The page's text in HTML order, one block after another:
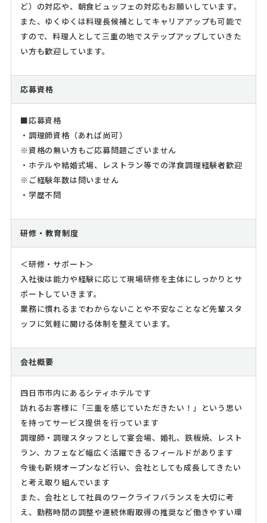
ど）の対応や、朝食ビュッフェの対応もお願いしています。
また、ゆくゆくは料理長候補としてキャリアアップも可能で
すので、料理人として三重の地でステップアップしていきた
い方も歓迎しています。
応募資格
■応募資格
・調理師資格（あれば尚可）
※資格の無い方もご応募問題ございません
・ホテルや結婚式場、レストラン等での洋食調理経験者歓迎
※ご経験年数は問いません
・学歴不問
研修・教育制度
＜研修・サポート＞
入社後は能力や経験に応じて現場研修を主体にしっかりとサ
ポートしていきます。
業務に慣れるまでわからないことや不安なことなど先輩スタ
ッフに気軽に聞ける体制を整えています。
会社概要
四日市市内にあるシティホテルです
訪れるお客様に「三重を感じていただきたい！」という思い
を持ってサービス提供を行っています
調理師・調理スタッフとして宴会場、婚礼、鉄板焼、レスト
ラン、カフェなど幅広く活躍できるフィールドがあります
今後も新規オープンなど行い、会社としても成長してきたい
と考え取り組んでいます
また、会社として社員のワークライフバランスを大切に考
え、勤務時間の調整や連続休暇取得の推奨など働きやすい環